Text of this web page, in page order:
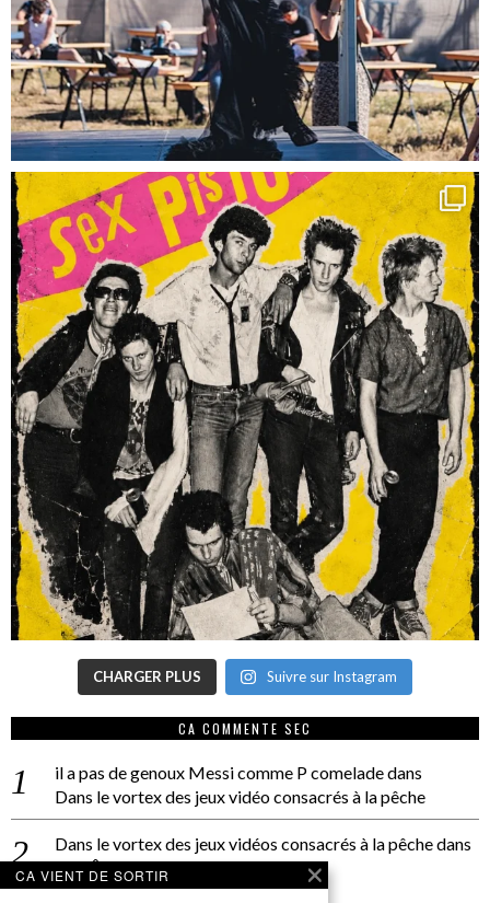
CHARGER PLUS Suivre sur Instagram
CA COMMENTE SEC
il a pas de genoux Messi comme P comeladedans
Dans le vortex des jeux vidéo consacrés à la pêche
Dans le vortex des jeux vidéos consacrés à la pêchedans
PACÔME THIELLEMENT
La séance d’Hip Gnose
CA VIENT DE SORTIR